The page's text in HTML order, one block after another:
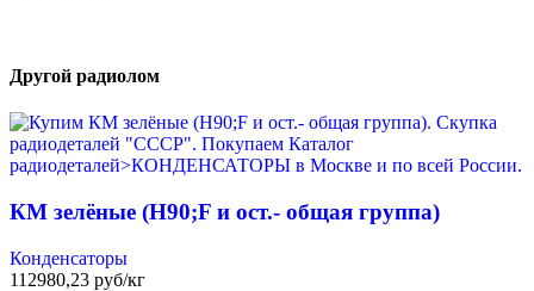
Другой радиолом
КМ зелёные (H90;F и ост.- общая группа)
Конденсаторы
112980,23 руб/кг